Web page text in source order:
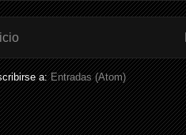
a:Entradas (Atom)